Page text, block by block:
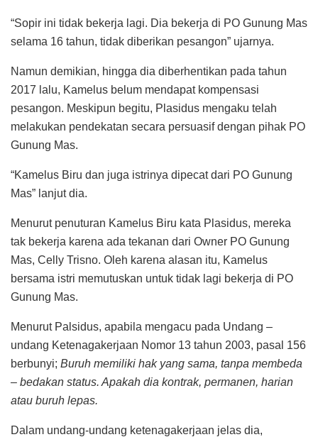
“Sopir ini tidak bekerja lagi. Dia bekerja di PO Gunung Mas
selama 16 tahun, tidak diberikan pesangon” ujarnya.
Namun demikian, hingga dia diberhentikan pada tahun
2017 lalu, Kamelus belum mendapat kompensasi
pesangon. Meskipun begitu, Plasidus mengaku telah
melakukan pendekatan secara persuasif dengan pihak PO
Gunung Mas.
“Kamelus Biru dan juga istrinya dipecat dari PO Gunung
Mas” lanjut dia.
Menurut penuturan Kamelus Biru kata Plasidus, mereka
tak bekerja karena ada tekanan dari Owner PO Gunung
Mas, Celly Trisno. Oleh karena alasan itu, Kamelus
bersama istri memutuskan untuk tidak lagi bekerja di PO
Gunung Mas.
Menurut Palsidus, apabila mengacu pada Undang –
undang Ketenagakerjaan Nomor 13 tahun 2003, pasal 156
berbunyi; Buruh memiliki hak yang sama, tanpa membeda
– bedakan status. Apakah dia kontrak, permanen, harian
atau buruh lepas.
Dalam undang-undang ketenagakerjaan jelas dia,